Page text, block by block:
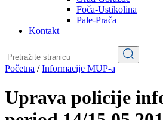
Općine
Pale-Prača
Kontakt
Početna/Informacije MUP-a